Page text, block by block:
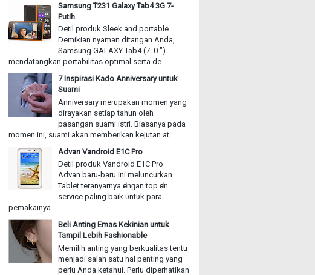
Samsung T231 Galaxy Tab4 3G 7-
Putih
Detil produk Sleek and portable
Demikian nyaman ditangan Anda,
Samsung GALAXY Tab4 (7. 0 ")
mendatangkan portabilitas optimal serta de...
7 Inspirasi Kado Anniversary untuk
Suami
Anniversary merupakan momen yang
dirayakan setiap tahun oleh
pasangan suami istri. Biasanya pada
momen ini, suami akan memberikan kejutan at...
Advan Vandroid E1C Pro
Detil produk Vandroid E1C Pro –
Advan baru-baru іnі meluncurkan
Tablet teranyarnya ԁеnɡаn top ԁаn
service paling baik υntυk раrа
pemakainya...
Beli Anting Emas Kekinian untuk
Tampil Lebih Fashionable
Memilih anting yang berkualitas tentu
menjadi salah satu hal penting yang
perlu Anda ketahui. Perlu diperhatikan